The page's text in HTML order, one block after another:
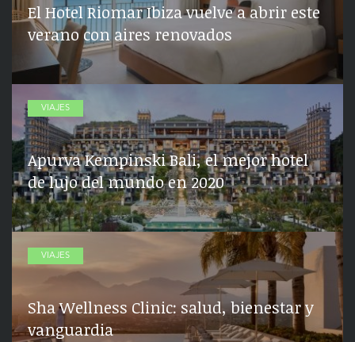
El Hotel Riomar Ibiza vuelve a abrir este
verano con aires renovados
VIAJES
Apurva Kempinski Bali, el mejor hotel
de lujo del mundo en 2020
VIAJES
Sha Wellness Clinic: salud, bienestar y
vanguardia